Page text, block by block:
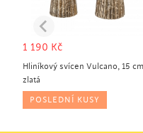
1 190 Kč
Hliníkový svícen Vulcano, 15 cm,
zlatá
POSLEDNÍ KUSY